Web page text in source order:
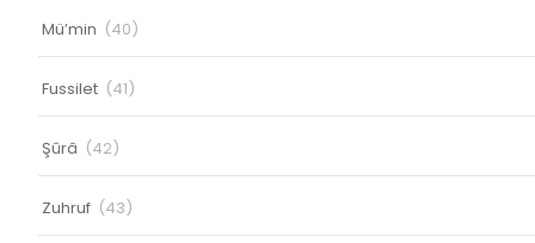
Mü’min (40)
Fussilet (41)
Şûrâ (42)
Zuhruf (43)